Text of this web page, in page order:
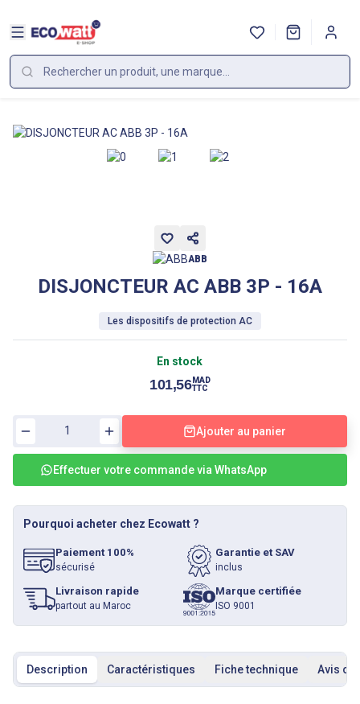
ABB
DISJONCTEUR AC ABB 3P - 16A
Les dispositifs de protection AC
En stock
101,56 MAD
TTC
Ajouter au panier
Effectuer votre commande via WhatsApp
Pourquoi acheter chez Ecowatt ?
Paiement 100%
sécurisé
Garantie et SAV
inclus
Livraison rapide
partout au Maroc
Marque certifiée
ISO 9001
Description Caractéristiques Fiche technique Avis